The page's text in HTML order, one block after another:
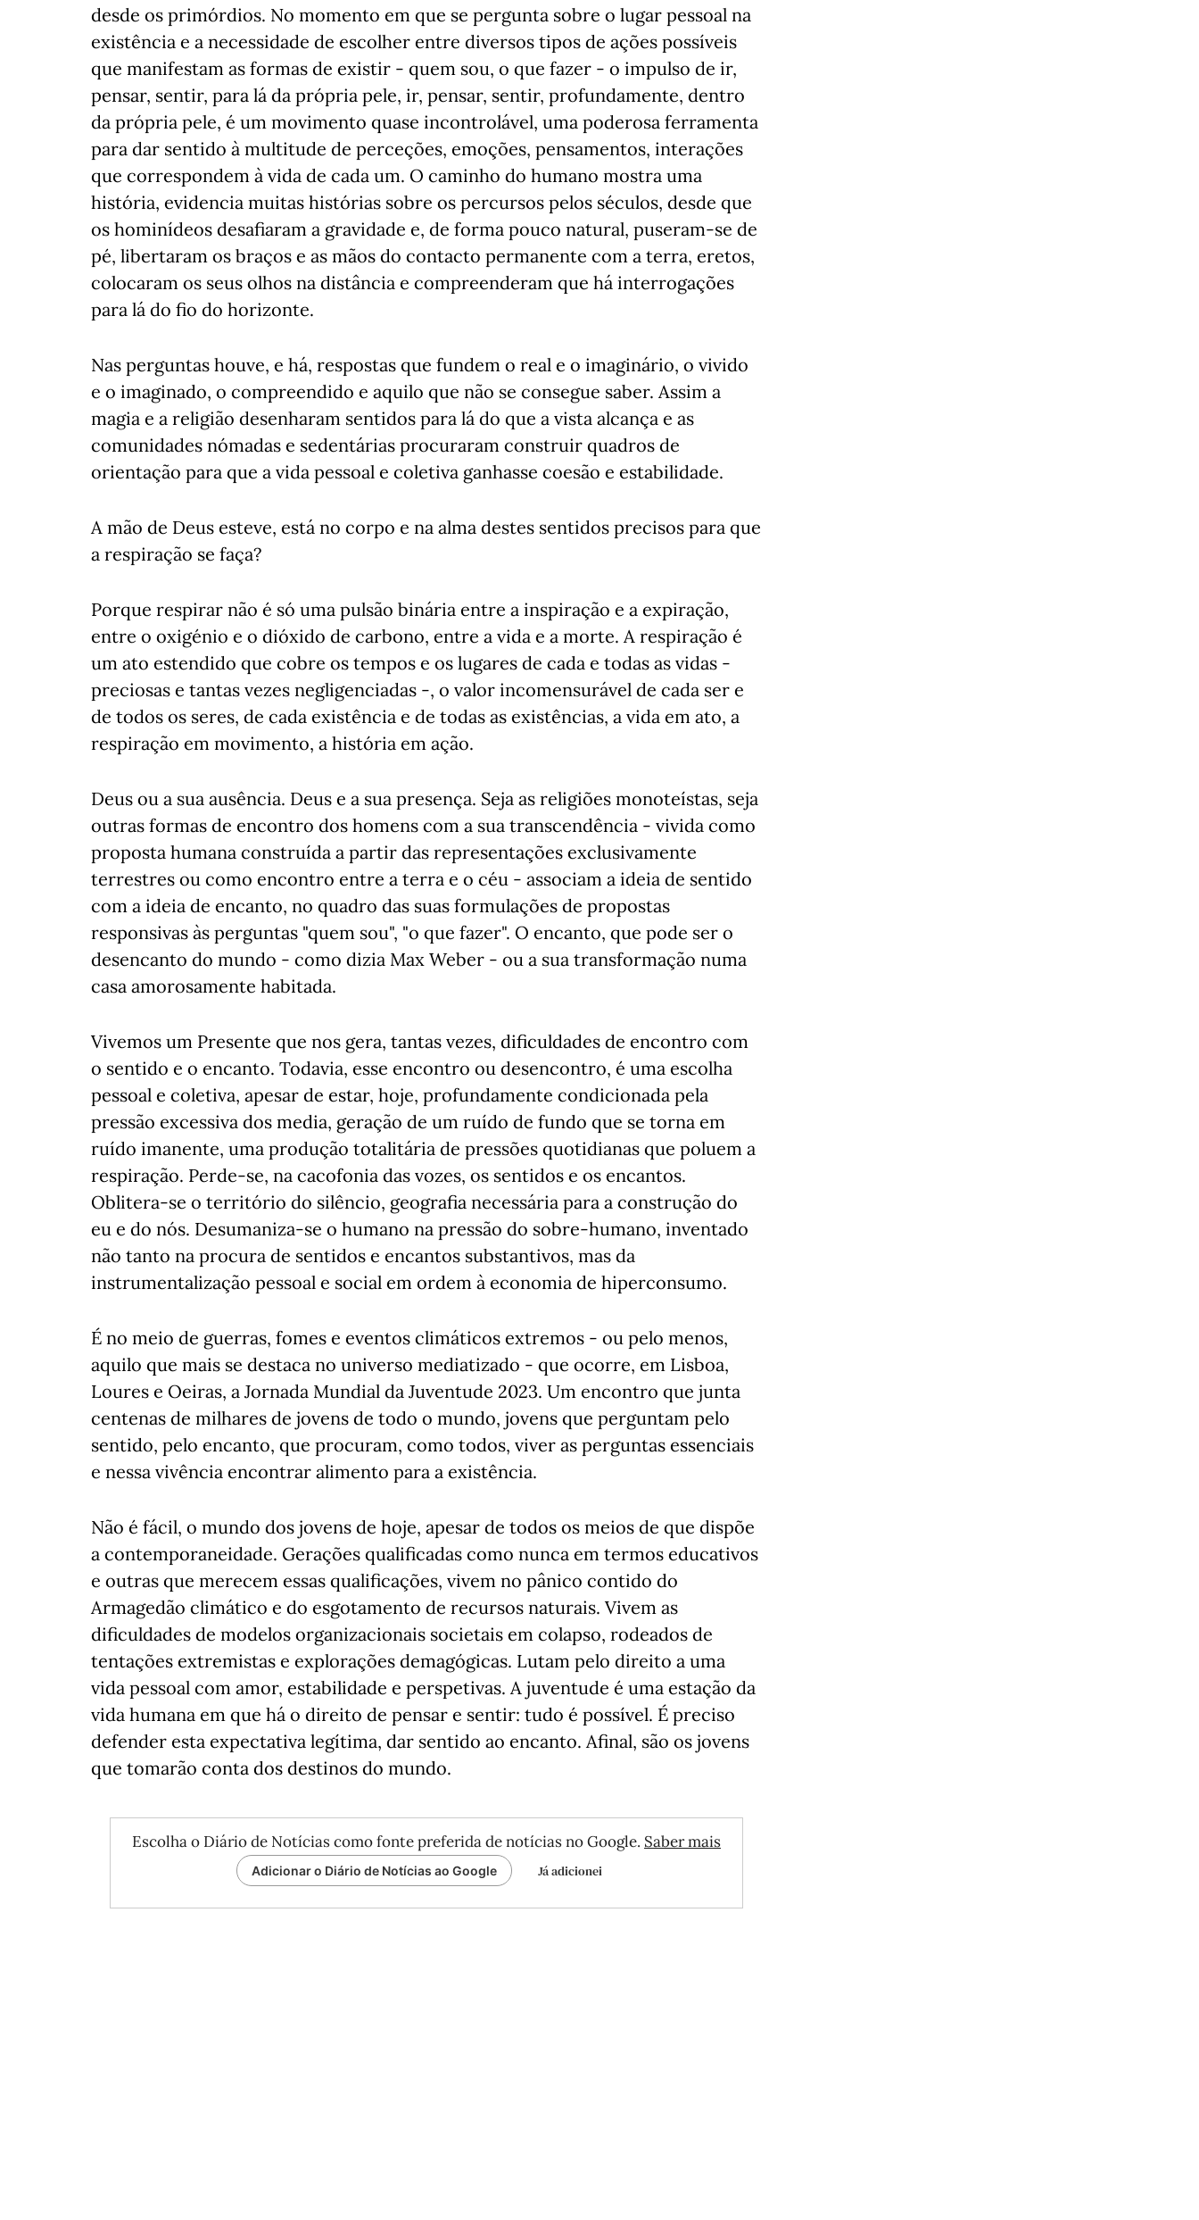
desde os primórdios. No momento em que se pergunta sobre o lugar pessoal na
existência e a necessidade de escolher entre diversos tipos de ações possíveis
que manifestam as formas de existir - quem sou, o que fazer - o impulso de ir,
pensar, sentir, para lá da própria pele, ir, pensar, sentir, profundamente, dentro
da própria pele, é um movimento quase incontrolável, uma poderosa ferramenta
para dar sentido à multitude de perceções, emoções, pensamentos, interações
que correspondem à vida de cada um. O caminho do humano mostra uma
história, evidencia muitas histórias sobre os percursos pelos séculos, desde que
os hominídeos desafiaram a gravidade e, de forma pouco natural, puseram-se de
pé, libertaram os braços e as mãos do contacto permanente com a terra, eretos,
colocaram os seus olhos na distância e compreenderam que há interrogações
para lá do fio do horizonte.
Nas perguntas houve, e há, respostas que fundem o real e o imaginário, o vivido
e o imaginado, o compreendido e aquilo que não se consegue saber. Assim a
magia e a religião desenharam sentidos para lá do que a vista alcança e as
comunidades nómadas e sedentárias procuraram construir quadros de
orientação para que a vida pessoal e coletiva ganhasse coesão e estabilidade.
A mão de Deus esteve, está no corpo e na alma destes sentidos precisos para que
a respiração se faça?
Porque respirar não é só uma pulsão binária entre a inspiração e a expiração,
entre o oxigénio e o dióxido de carbono, entre a vida e a morte. A respiração é
um ato estendido que cobre os tempos e os lugares de cada e todas as vidas -
preciosas e tantas vezes negligenciadas -, o valor incomensurável de cada ser e
de todos os seres, de cada existência e de todas as existências, a vida em ato, a
respiração em movimento, a história em ação.
Deus ou a sua ausência. Deus e a sua presença. Seja as religiões monoteístas, seja
outras formas de encontro dos homens com a sua transcendência - vivida como
proposta humana construída a partir das representações exclusivamente
terrestres ou como encontro entre a terra e o céu - associam a ideia de sentido
com a ideia de encanto, no quadro das suas formulações de propostas
responsivas às perguntas "quem sou", "o que fazer". O encanto, que pode ser o
desencanto do mundo - como dizia Max Weber - ou a sua transformação numa
casa amorosamente habitada.
Vivemos um Presente que nos gera, tantas vezes, dificuldades de encontro com
o sentido e o encanto. Todavia, esse encontro ou desencontro, é uma escolha
pessoal e coletiva, apesar de estar, hoje, profundamente condicionada pela
pressão excessiva dos media, geração de um ruído de fundo que se torna em
ruído imanente, uma produção totalitária de pressões quotidianas que poluem a
respiração. Perde-se, na cacofonia das vozes, os sentidos e os encantos.
Oblitera-se o território do silêncio, geografia necessária para a construção do
eu e do nós. Desumaniza-se o humano na pressão do sobre-humano, inventado
não tanto na procura de sentidos e encantos substantivos, mas da
instrumentalização pessoal e social em ordem à economia de hiperconsumo.
É no meio de guerras, fomes e eventos climáticos extremos - ou pelo menos,
aquilo que mais se destaca no universo mediatizado - que ocorre, em Lisboa,
Loures e Oeiras, a Jornada Mundial da Juventude 2023. Um encontro que junta
centenas de milhares de jovens de todo o mundo, jovens que perguntam pelo
sentido, pelo encanto, que procuram, como todos, viver as perguntas essenciais
e nessa vivência encontrar alimento para a existência.
Não é fácil, o mundo dos jovens de hoje, apesar de todos os meios de que dispõe
a contemporaneidade. Gerações qualificadas como nunca em termos educativos
e outras que merecem essas qualificações, vivem no pânico contido do
Armagedão climático e do esgotamento de recursos naturais. Vivem as
dificuldades de modelos organizacionais societais em colapso, rodeados de
tentações extremistas e explorações demagógicas. Lutam pelo direito a uma
vida pessoal com amor, estabilidade e perspetivas. A juventude é uma estação da
vida humana em que há o direito de pensar e sentir: tudo é possível. É preciso
defender esta expectativa legítima, dar sentido ao encanto. Afinal, são os jovens
que tomarão conta dos destinos do mundo.
Escolha o Diário de Notícias como fonte preferida de notícias no Google. Saber mais
Adicionar o Diário de Notícias ao Google Já adicionei